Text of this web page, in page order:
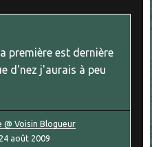
première est dernière
d'nez j'aurais à peu
@ Voisin Blogueur
août 2009